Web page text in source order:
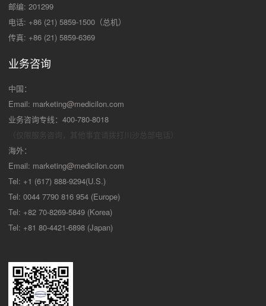
邮编: 201299
电话: +86 (21) 5859-1500（总机）
传真: +86 (21) 5859-6369
业务咨询
中国：
Email: marketing@medicilon.com
业务咨询专线：400-780-8018
海外：
Email: marketing@medicilon.com
Tel: +1 (617) 888-9294(U.S.)
Tel: 0044 7790 816 954 (Europe)
Tel: +82 70-8269-5849 (Korea)
Tel: +81 80-4421-6898 (Japan)